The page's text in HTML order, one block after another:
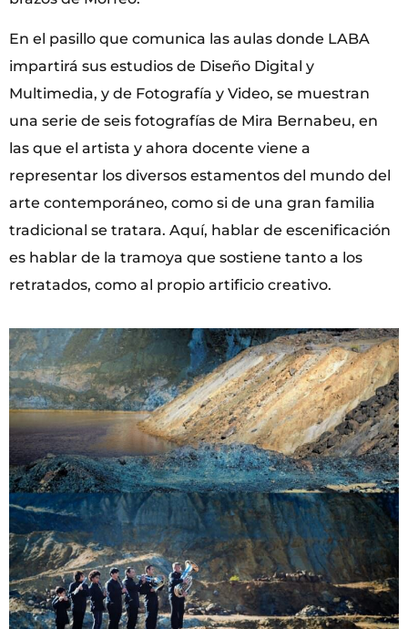
En el pasillo que comunica las aulas donde LABA
impartirá sus estudios de Diseño Digital y
Multimedia, y de Fotografía y Video, se muestran
una serie de seis fotografías de Mira Bernabeu, en
las que el artista y ahora docente viene a
representar los diversos estamentos del mundo del
arte contemporáneo, como si de una gran familia
tradicional se tratara. Aquí, hablar de escenificación
es hablar de la tramoya que sostiene tanto a los
retratados, como al propio artificio creativo.